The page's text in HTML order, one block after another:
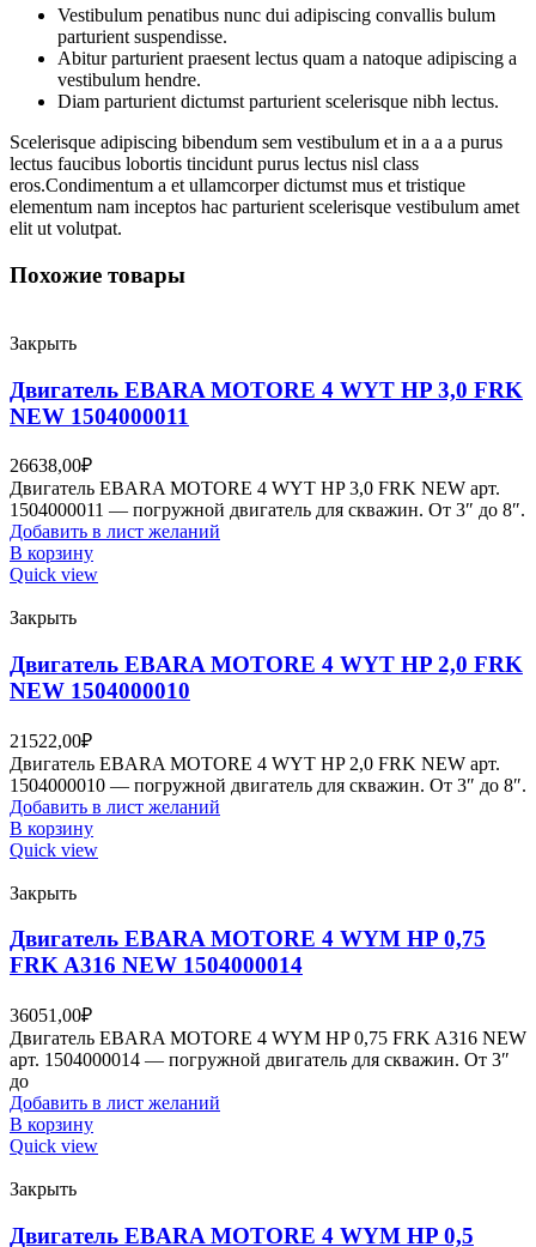
Vestibulum penatibus nunc dui adipiscing convallis bulum
parturient suspendisse.
Abitur parturient praesent lectus quam a natoque adipiscing a
vestibulum hendre.
Diam parturient dictumst parturient scelerisque nibh lectus.
Scelerisque adipiscing bibendum sem vestibulum et in a a a purus
lectus faucibus lobortis tincidunt purus lectus nisl class
eros.Condimentum a et ullamcorper dictumst mus et tristique
elementum nam inceptos hac parturient scelerisque vestibulum amet
elit ut volutpat.
Похожие товары
Закрыть
Двигатель EBARA MOTORE 4 WYT HP 3,0 FRK
NEW 1504000011
26638,00₽
Двигатель EBARA MOTORE 4 WYT HP 3,0 FRK NEW арт.
1504000011 — погружной двигатель для скважин. От 3″ до 8″.
Добавить в лист желаний
В корзину
Quick view
Закрыть
Двигатель EBARA MOTORE 4 WYT HP 2,0 FRK
NEW 1504000010
21522,00₽
Двигатель EBARA MOTORE 4 WYT HP 2,0 FRK NEW арт.
1504000010 — погружной двигатель для скважин. От 3″ до 8″.
Добавить в лист желаний
В корзину
Quick view
Закрыть
Двигатель EBARA MOTORE 4 WYM HP 0,75
FRK A316 NEW 1504000014
36051,00₽
Двигатель EBARA MOTORE 4 WYM HP 0,75 FRK A316 NEW
арт. 1504000014 — погружной двигатель для скважин. От 3″
до
Добавить в лист желаний
В корзину
Quick view
Закрыть
Двигатель EBARA MOTORE 4 WYM HP 0,5